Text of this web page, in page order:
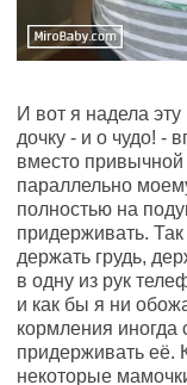
И вот я надела
дочку - и о чудо! -
вместо
параллельно
полностью на
придерживать.
держать грудь,
в одну из рук
и как бы я ни
кормления иногда
придерживать её.
некоторые